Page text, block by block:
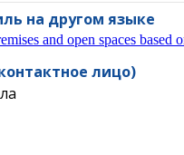
на другом языке
and open spaces based
лицо)